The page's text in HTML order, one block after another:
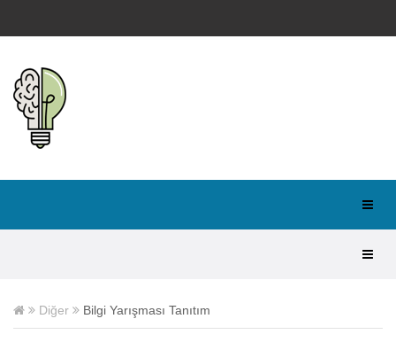
Diğer Bilgi Yarışması Tanıtım